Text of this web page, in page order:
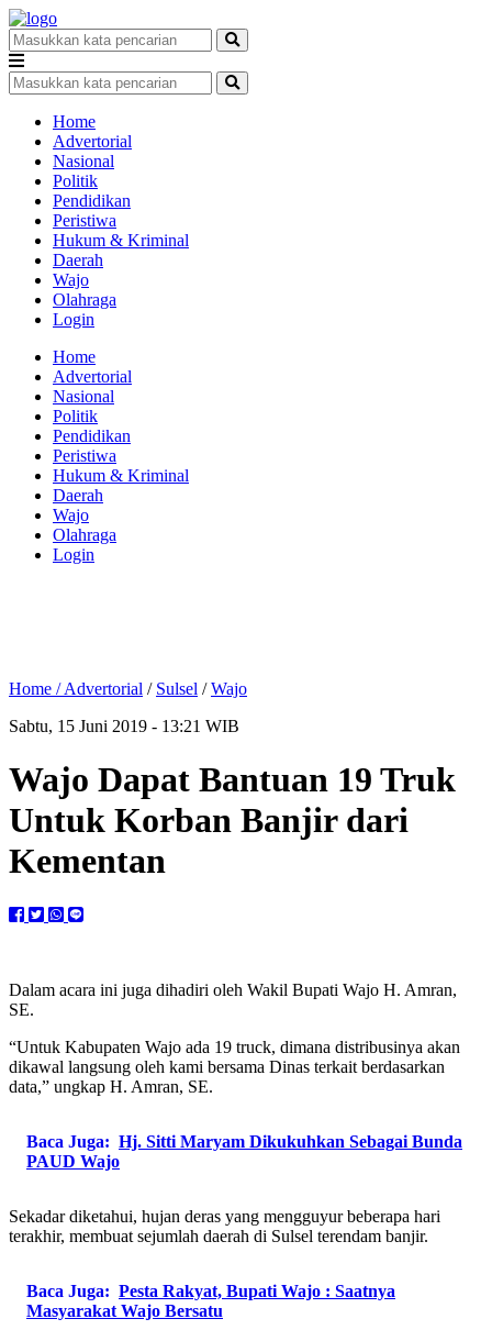
Home
Advertorial
Nasional
Politik
Pendidikan
Peristiwa
Hukum & Kriminal
Daerah
Wajo
Olahraga
Login
Home
Advertorial
Nasional
Politik
Pendidikan
Peristiwa
Hukum & Kriminal
Daerah
Wajo
Olahraga
Login
Home /Advertorial / Sulsel /Wajo
Sabtu, 15 Juni 2019 - 13:21 WIB
Wajo Dapat Bantuan 19 Truk
Untuk Korban Banjir dari
Kementan
Dalam acara ini juga dihadiri oleh Wakil Bupati Wajo H. Amran,
SE.
“Untuk Kabupaten Wajo ada 19 truck, dimana distribusinya akan
dikawal langsung oleh kami bersama Dinas terkait berdasarkan
data,” ungkap H. Amran, SE.
Baca Juga: Hj. Sitti Maryam Dikukuhkan Sebagai Bunda
PAUD Wajo
Sekadar diketahui, hujan deras yang mengguyur beberapa hari
terakhir, membuat sejumlah daerah di Sulsel terendam banjir.
Baca Juga: Pesta Rakyat, Bupati Wajo : Saatnya
Masyarakat Wajo Bersatu